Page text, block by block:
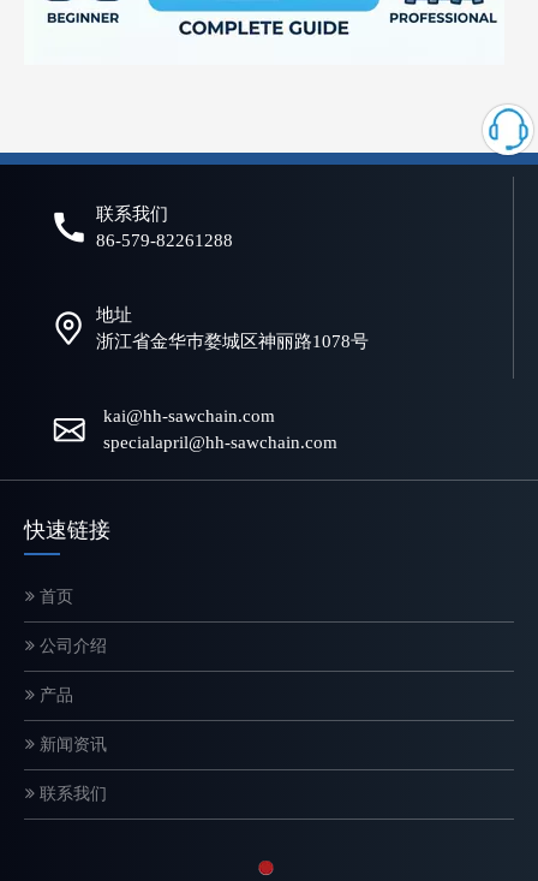
链锯链是一种精密设计的切割系统，直接影响切割速度、安全性和
联系我们
86-579-82261288
地址
浙江省金华巿婺城区神丽路1078号
kai@hh-sawchain.com
specialapril@hh-sawchain.com
快速链接
首页
公司介绍
产品
新闻资讯
联系我们